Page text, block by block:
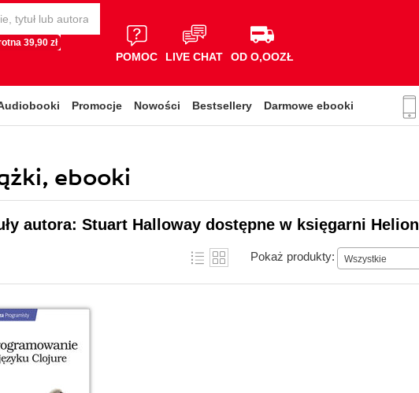
39,90 zł
POMOC LIVE CHAT OD O,OOZŁ
Promocje Nowości Bestsellery Darmowe ebooki
ebooki
autora: Stuart Halloway dostępne w księgarni Helion
Pokaż produkty: Wszystkie